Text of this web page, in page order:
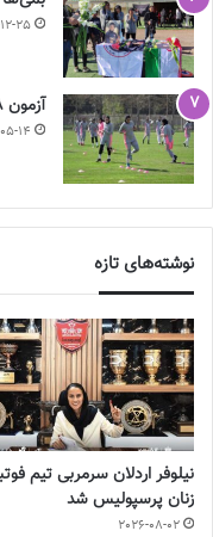
25
آزمون 28 بازیکن را به اردو فرا خواند
14
نوشته‌های تازه
نیلوفر اردلان سرمربی تیم
زنان پرسپولیس شد
2026-08-02